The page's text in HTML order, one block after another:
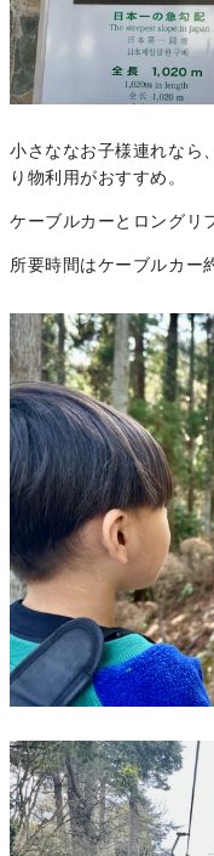
小さななお子様連れなら
り物利用がおすすめ。
ケーブルカーとロングリ
所要時間はケーブルカー